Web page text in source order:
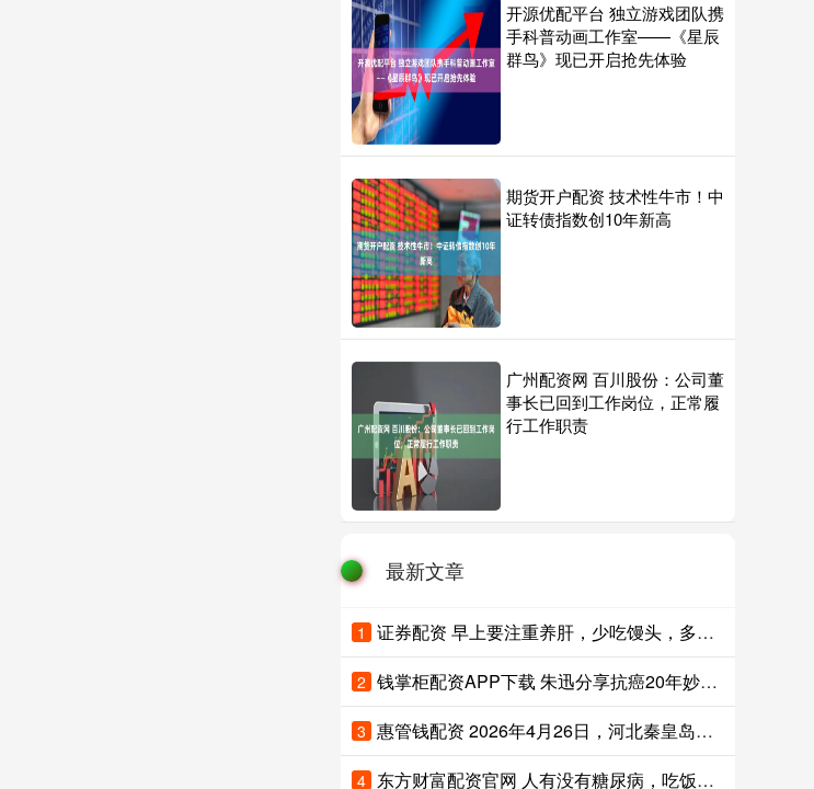
开源优配平台 独立游戏团队携
手科普动画工作室——《星辰
群鸟》现已开启抢先体验
期货开户配资 技术性牛市！中
证转债指数创10年新高
广州配资网 百川股份：公司董
事长已回到工作岗位，正常履
行工作职责
最新文章
1 证券配资 早上要注重养肝，少吃馒头，多吃这4样，养肝护胃身体好
2 钱掌柜配资APP下载 朱迅分享抗癌20年妙招，除了吃饭七分饱，还有一条最容易被忽略
3 惠管钱配资 2026年4月26日，河北秦皇岛一位24岁的年轻妈妈，在陪同大孩子住
4 东方财富配资官网 人有没有糖尿病，吃饭就知道？有糖尿病的人，吃饭常有这5个表现